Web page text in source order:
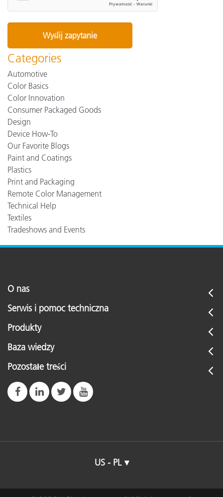
Categories
Automotive
Color Basics
Color Innovation
Consumer Packaged Goods
Design
Device How-To
Our Favorite Blogs
Paint and Coatings
Plastics
Print and Packaging
Remote Color Management
Technical Help
Textiles
Tradeshows and Events
O nas
Serwis i pomoc techniczna
Produkty
Baza wiedzy
Pozostałe treści
US - PL